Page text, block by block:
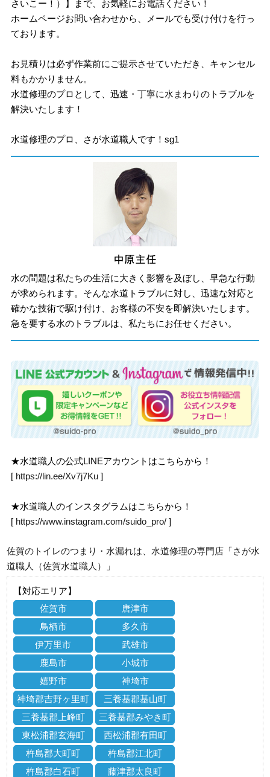
さいこー！）】まで、お気軽にお電話ください！
ホームページお問い合わせから、メールでも受け付けを行っ
ております。
お見積りは必ず作業前にご提示させていただき、キャンセル
料もかかりません。
水道修理のプロとして、迅速・丁寧に水まわりのトラブルを
解決いたします！
水道修理のプロ、さが水道職人です！sg1
水の問題は私たちの生活に大きく影響を及ぼし、早急な行動
が求められます。そんな水道トラブルに対し、迅速な対応と
確かな技術で駆け付け、お客様の不安を即解決いたします。
急を要する水のトラブルは、私たちにお任せください。
★水道職人の公式LINEアカウントはこちらから！
[ https://lin.ee/Xv7j7Ku ]
★水道職人のインスタグラムはこちらから！
[ https://www.instagram.com/suido_pro/ ]
佐賀のトイレのつまり・水漏れは、水道修理の専門店「さが水
道職人（佐賀水道職人）」
【対応エリア】
佐賀市
唐津市
鳥栖市
多久市
伊万里市
武雄市
鹿島市
小城市
嬉野市
神埼市
神埼郡吉野ヶ里町
三養基郡基山町
三養基郡上峰町
三養基郡みやき町
東松浦郡玄海町
西松浦郡有田町
杵島郡大町町
杵島郡江北町
杵島郡白石町
藤津郡太良町